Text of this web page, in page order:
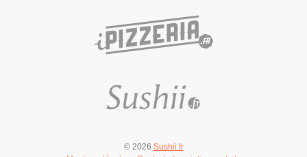
© 2026 Sushii.fr